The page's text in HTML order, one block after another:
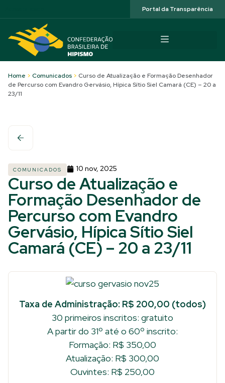
Portal da Transparência
Home > Comunicados > Curso de Atualização e Formação Desenhador
de Percurso com Evandro Gervásio, Hípica Sítio Siel Camará (CE) – 20 a
23/11
COMUNICADOS 10 nov, 2025
Curso de Atualização e
Formação Desenhador de
Percurso com Evandro
Gervásio, Hípica Sítio Siel
Camará (CE) – 20 a 23/11
Taxa de Administração: R$ 200,00 (todos)
30 primeiros inscritos: gratuito
A partir do 31º até o 60º inscrito:
Formação: R$ 350,00
Atualização: R$ 300,00
Ouvintes: R$ 250,00